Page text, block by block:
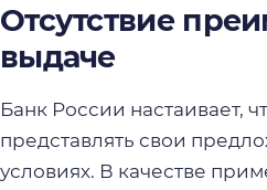
Отсутствие
выдаче
Банк России настаивает,
представлять свои
условиях. В качестве